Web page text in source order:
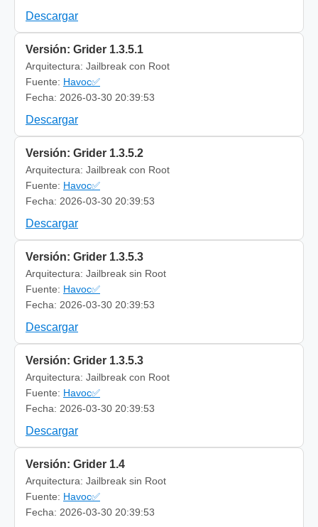
Descargar
Versión: Grider 1.3.5.1
Arquitectura: Jailbreak con Root
Fuente: Havoc✅
Fecha: 2026-03-30 20:39:53
Descargar
Versión: Grider 1.3.5.2
Arquitectura: Jailbreak con Root
Fuente: Havoc✅
Fecha: 2026-03-30 20:39:53
Descargar
Versión: Grider 1.3.5.3
Arquitectura: Jailbreak sin Root
Fuente: Havoc✅
Fecha: 2026-03-30 20:39:53
Descargar
Versión: Grider 1.3.5.3
Arquitectura: Jailbreak con Root
Fuente: Havoc✅
Fecha: 2026-03-30 20:39:53
Descargar
Versión: Grider 1.4
Arquitectura: Jailbreak sin Root
Fuente: Havoc✅
Fecha: 2026-03-30 20:39:53